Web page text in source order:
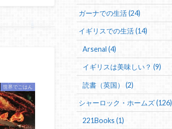
世界でごはん
ガーナでの生活 (24)
イギリスでの生活 (14)
Arsenal (4)
イギリスは美味しい？ (9)
読書（英国） (2)
シャーロック・ホームズ (126)
221Books (1)